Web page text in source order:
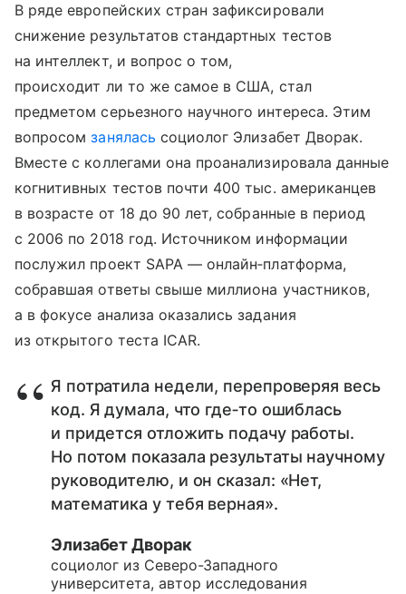
В ряде европейских стран зафиксировали
снижение результатов стандартных тестов
на интеллект, и вопрос о том,
происходит ли то же самое в США, стал
предметом серьезного научного интереса. Этим
вопросомзанялась социолог Элизабет Дворак.
Вместе с коллегами она проанализировала данные
когнитивных тестов почти 400 тыс. американцев
в возрасте от 18 до 90 лет, собранные в период
с 2006 по 2018 год. Источником информации
послужил проект SAPA — онлайн‑платформа,
собравшая ответы свыше миллиона участников,
а в фокусе анализа оказались задания
из открытого теста ICAR.
Я потратила недели, перепроверяя весь
код. Я думала, что где‑то ошиблась
и придется отложить подачу работы.
Но потом показала результаты научному
руководителю, и он сказал: «Нет,
математика у тебя верная».
Элизабет Дворак
социолог из Северо-Западного
университета, автор исследования